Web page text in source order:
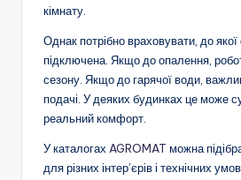
кімнату.
Однак потрібно враховувати, до
підключена. Якщо до опалення,
сезону. Якщо до гарячої води,
подачі. У деяких будинках це може
реальний комфорт.
У каталогах AGROMAT можна
для різних інтер’єрів і технічних